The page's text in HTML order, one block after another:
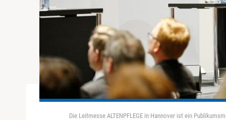
Die Leitmesse ALTENPFLEGE in Hannover ist ein